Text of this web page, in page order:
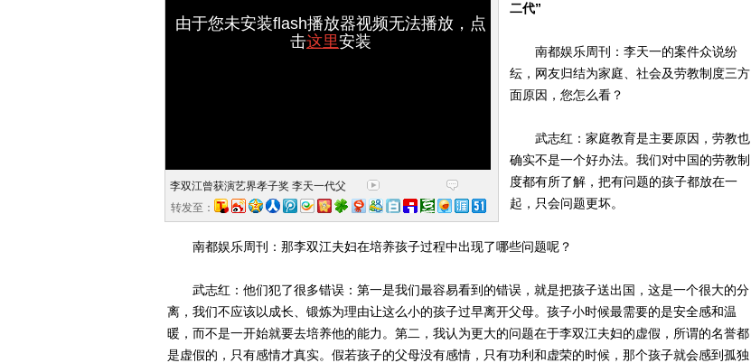
由于您未安装flash播放器视频无法播放，点
击这里安装
李双江曾获演艺界孝子奖 李天一代父
转发至：
二代”
南都娱乐周刊：李天一的案件众说纷
纭，网友归结为家庭、社会及劳教制度三方
面原因，您怎么看？
武志红：家庭教育是主要原因，劳教也
确实不是一个好办法。我们对中国的劳教制
度都有所了解，把有问题的孩子都放在一
起，只会问题更坏。
南都娱乐周刊：那李双江夫妇在培养孩子过程中出现了哪些问题呢？
武志红：他们犯了很多错误：第一是我们最容易看到的错误，就是把孩子送出国，这是一个很大的分
离，我们不应该以成长、锻炼为理由让这么小的孩子过早离开父母。孩子小时候最需要的是安全感和温
暖，而不是一开始就要去培养他的能力。第二，我认为更大的问题在于李双江夫妇的虚假，所谓的名誉都
是虚假的，只有感情才真实。假若孩子的父母没有感情，只有功利和虚荣的时候，那个孩子就会感到孤独